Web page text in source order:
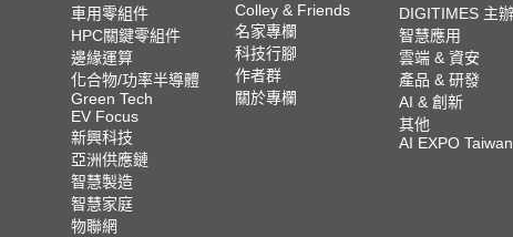
車用零組件
HPC關鍵零組件
邊緣運算
化合物/功率半導體
Green Tech
EV Focus
新興科技
亞洲供應鏈
智慧製造
智慧家庭
物聯網
Colley & Friends
名家專欄
科技行腳
作者群
關於專欄
DIGITIMES 主辦
智慧應用
雲端 & 資安
產品 & 研發
AI & 創新
其他
AI EXPO Taiwan